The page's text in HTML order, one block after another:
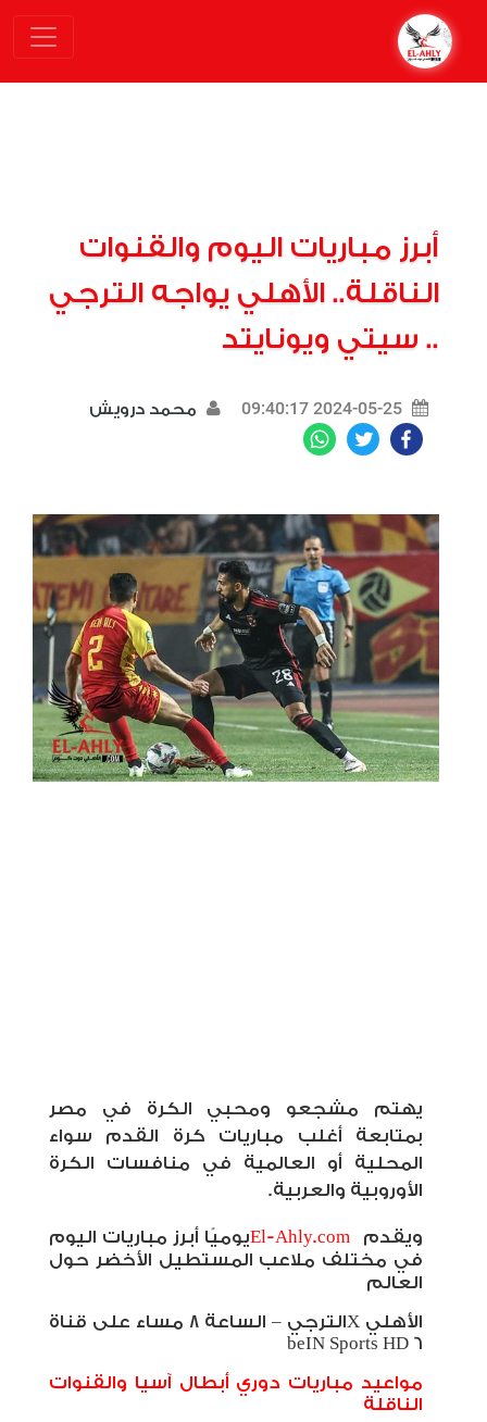
أبرز مباريات اليوم والقنوات
الناقلة.. الأهلي يواجه الترجي
.. سيتي ويونايتد
2024-05-25 09:40:17 محمد درويش
Facebook
Twitter
يهتم مشجعو ومحبي الكرة في مصر
بمتابعة أغلب مباريات كرة القدم سواء
المحلية أو العالمية في منافسات الكرة
الأوروبية والعربية.
ويقدم El-Ahly.comيوميًا أبرز مباريات اليوم
في مختلف ملاعب المستطيل الأخضر حول
العالم
الأهلي Xالترجي – الساعة 8 مساء على قناة
beIN Sports HD 6
مواعيد مباريات دوري أبطال آسيا والقنوات
الناقلة